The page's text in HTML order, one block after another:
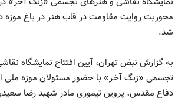
محوریت روایت مقاومت در قاب هنر در باغ موزه
شد.
به گزارش نبض تهران، آیین افتتاح نمایشگاه
تجسمی «زنگ آخر» با حضور مسئولان موزه ملی
دفاع مقدس، پروین تیموری مادر شهید رضا